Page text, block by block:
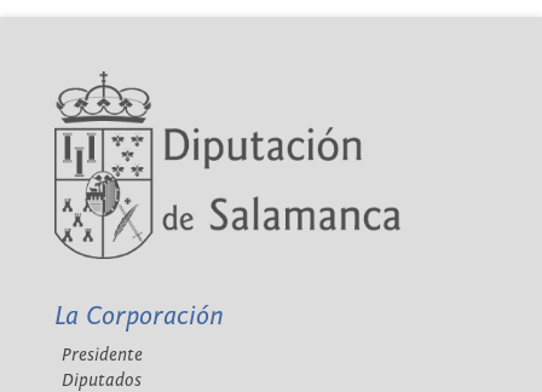
La Corporación
Presidente
Diputados